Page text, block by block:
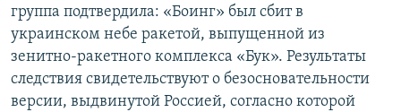
группа подтвердила: «Боинг» был сбит в
украинском небе ракетой, выпущенной из
зенитно-ракетного комплекса «Бук». Результаты
следствия свидетельствуют о безосновательности
версии, выдвинутой Россией, согласно которой